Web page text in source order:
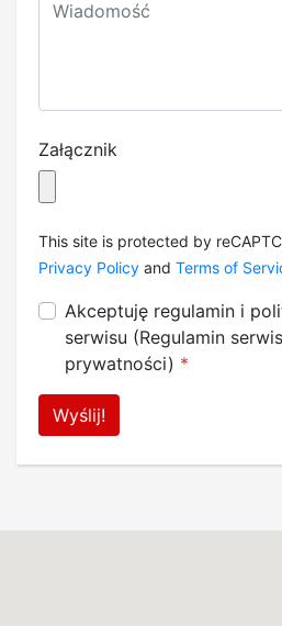
Załącznik
This site is protected by
Privacy Policy and Terms of
Akceptuję regulamin i
serwisu (Regulamin
prywatności) *